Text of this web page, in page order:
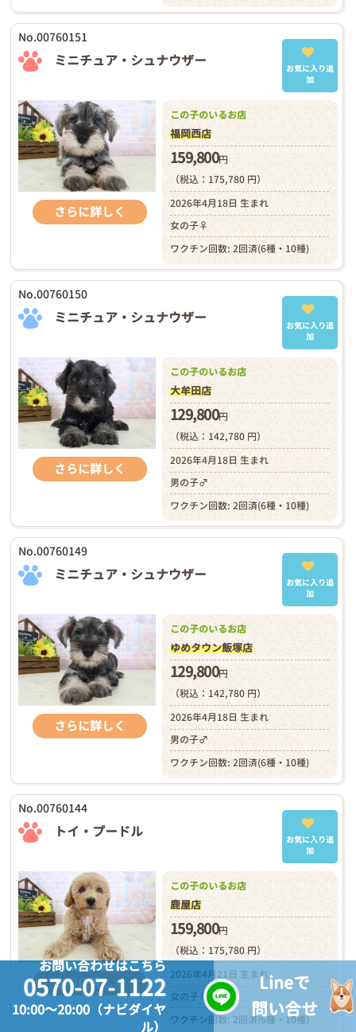
No.00760151
ミニチュア・シュナウザー
お気に入り追
加
さらに詳しく
この子のいるお店
福岡西店
159,800円
（税込：175,780 円）
2026年4月18日 生まれ
女の子♀
ワクチン回数: 2回済(6種・10種)
No.00760150
ミニチュア・シュナウザー
お気に入り追
加
さらに詳しく
この子のいるお店
大牟田店
129,800円
（税込：142,780 円）
2026年4月18日 生まれ
男の子♂
ワクチン回数: 2回済(6種・10種)
No.00760149
ミニチュア・シュナウザー
お気に入り追
加
さらに詳しく
この子のいるお店
ゆめタウン飯塚店
129,800円
（税込：142,780 円）
2026年4月18日 生まれ
男の子♂
ワクチン回数: 2回済(6種・10種)
No.00760144
トイ・プードル
お気に入り追
加
さらに詳しく
この子のいるお店
鹿屋店
159,800円
（税込：175,780 円）
2026年4月21日 生まれ
女の子♀
ワクチン回数: 2回済(6種・10種)
お問い合わせはこちら
0570-07-1122
10:00～20:00（ナビダイヤ
ル）
Lineで
問い合せ